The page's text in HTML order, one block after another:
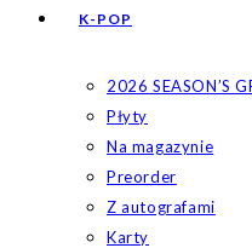
K-POP
2026 SEASON’S
Płyty
Na magazynie
Preorder
Z autografami
Karty